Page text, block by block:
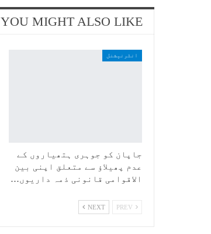
YOU MIGHT ALSO LIKE
انٹرنیشنل
جاپان کو جوہری ہتھیاروں کے
عدم پھیلاؤ سے متعلق اپنی بین
الاقوامی قانونی ذمہ داریوں…
NEXT